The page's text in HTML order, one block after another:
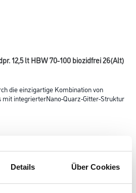
Details Über Cookies
12,5 lt HBW 70-100 biozidfrei 26(Alt)
die einzigartige Kombination von
integrierterNano-Quarz-Gitter-Struktur